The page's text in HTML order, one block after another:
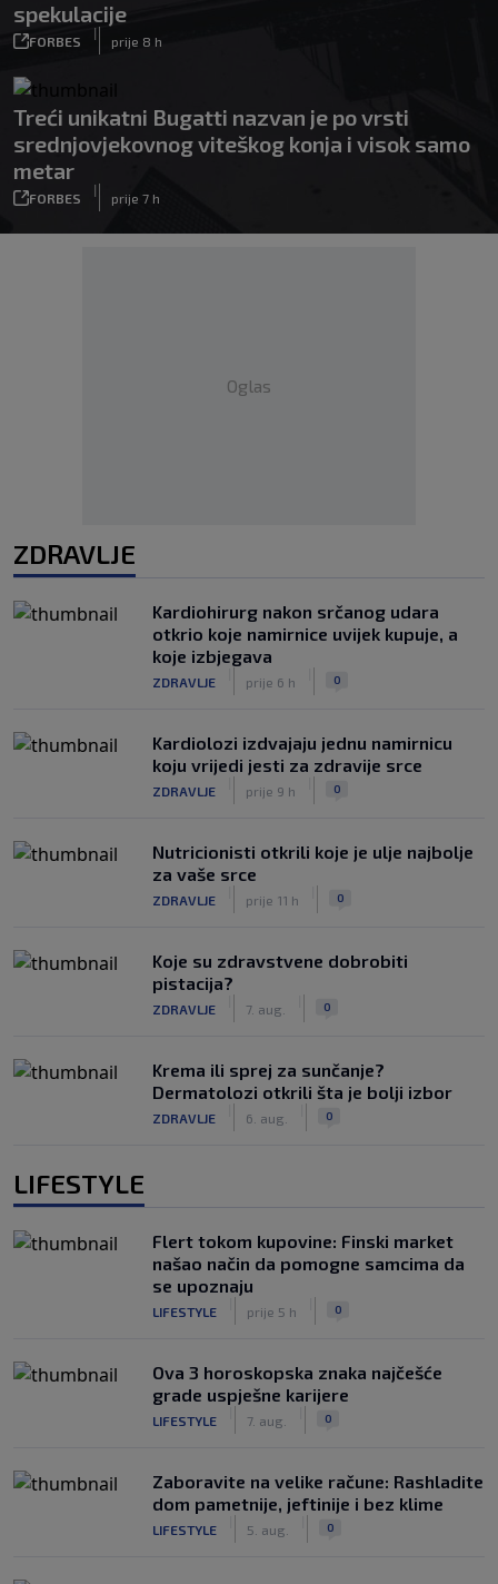
spekulacije
FORBES
|
prije 8 h
Treći unikatni Bugatti nazvan je po vrsti
srednjovjekovnog viteškog konja i visok samo
metar
FORBES
|
prije 7 h
Oglas
ZDRAVLJE
Kardiohirurg nakon srčanog udara
otkrio koje namirnice uvijek kupuje, a
koje izbjegava
ZDRAVLJE prije 6 h 0
Kardiolozi izdvajaju jednu namirnicu
koju vrijedi jesti za zdravije srce
ZDRAVLJE prije 9 h 0
Nutricionisti otkrili koje je ulje najbolje
za vaše srce
ZDRAVLJE prije 11 h 0
Koje su zdravstvene dobrobiti
pistacija?
ZDRAVLJE 7. aug. 0
Krema ili sprej za sunčanje?
Dermatolozi otkrili šta je bolji izbor
ZDRAVLJE 6. aug. 0
LIFESTYLE
Flert tokom kupovine: Finski market
našao način da pomogne samcima da
se upoznaju
LIFESTYLE prije 5 h 0
Ova 3 horoskopska znaka najčešće
grade uspješne karijere
LIFESTYLE 7. aug. 0
Zaboravite na velike račune: Rashladite
dom pametnije, jeftinije i bez klime
LIFESTYLE 5. aug. 0